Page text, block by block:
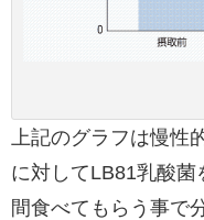
上記のグラフは慢性
に対してLB81乳酸菌
間食べてもらう事で